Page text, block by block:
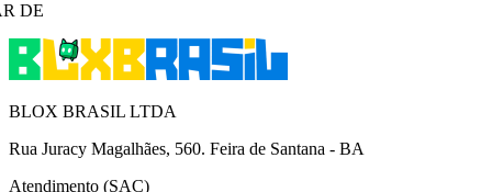
DE
BLOX BRASIL LTDA
Rua Juracy Magalhães, 560. Feira de Santana - BA
Atendimento (SAC)